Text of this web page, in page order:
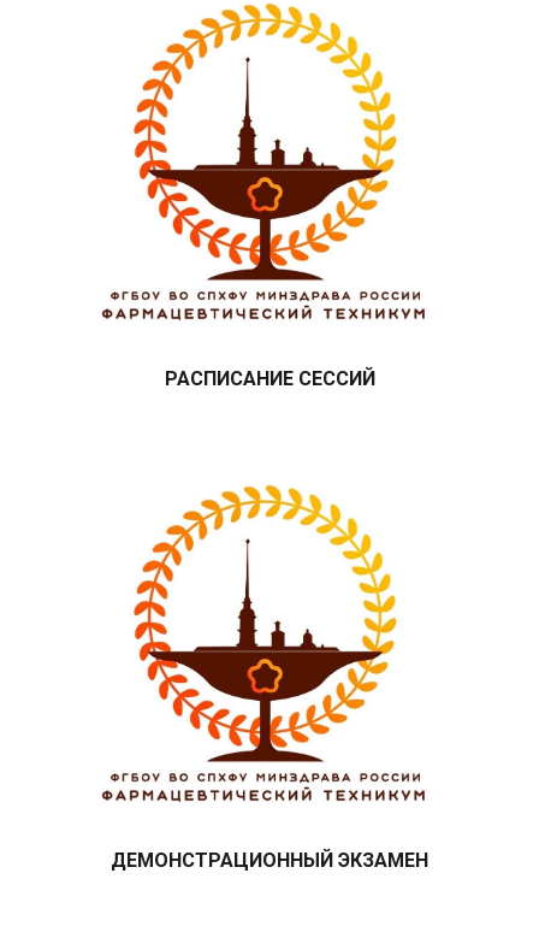
РАСПИСАНИЕ СЕССИЙ
ДЕМОНСТРАЦИОННЫЙ ЭКЗАМЕН